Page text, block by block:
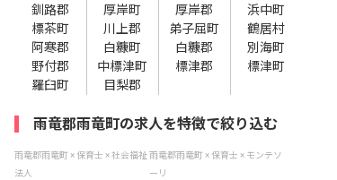
釧路郡
厚岸町 厚岸郡
浜中町
標茶町
川上郡 弟子屈町
鶴居村
阿寒郡
白糠町 白糠郡
別海町
野付郡
中標津町 標津郡
標津町
羅臼町
目梨郡
雨竜郡雨竜町の求人を特徴で絞り込む
雨竜郡雨竜町 × 保育士 × 社会福祉
法人
雨竜郡雨竜町 × 保育士 × モンテソ
ーリ